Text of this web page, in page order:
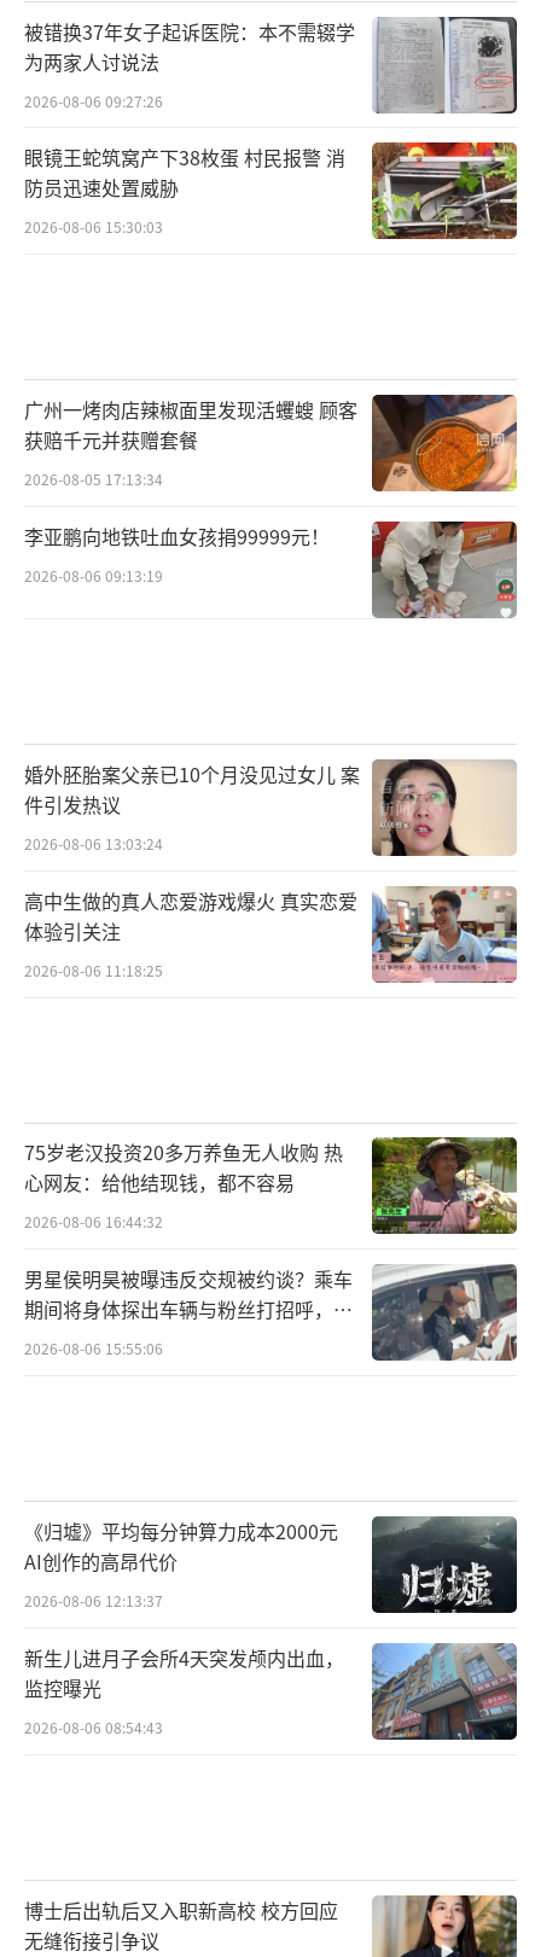
被错换37年女子起诉医院：本不需辍学
为两家人讨说法
2026-08-06 09:27:26
眼镜王蛇筑窝产下38枚蛋 村民报警 消
防员迅速处置威胁
2026-08-06 15:30:03
广州一烤肉店辣椒面里发现活蠼螋 顾客
获赔千元并获赠套餐
2026-08-05 17:13:34
李亚鹏向地铁吐血女孩捐99999元！
2026-08-06 09:13:19
婚外胚胎案父亲已10个月没见过女儿 案
件引发热议
2026-08-06 13:03:24
高中生做的真人恋爱游戏爆火 真实恋爱
体验引关注
2026-08-06 11:18:25
75岁老汉投资20多万养鱼无人收购 热
心网友：给他结现钱，都不容易
2026-08-06 16:44:32
男星侯明昊被曝违反交规被约谈？乘车
期间将身体探出车辆与粉丝打招呼，当
地交警回应
2026-08-06 15:55:06
《归墟》平均每分钟算力成本2000元
AI创作的高昂代价
2026-08-06 12:13:37
新生儿进月子会所4天突发颅内出血，
监控曝光
2026-08-06 08:54:43
博士后出轨后又入职新高校 校方回应
无缝衔接引争议